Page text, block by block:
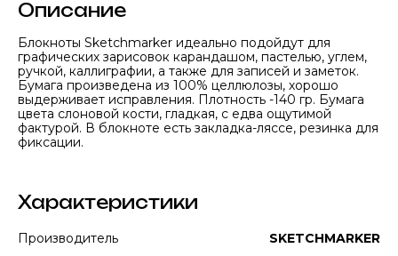
Описание
Блокноты Sketchmarker идеально подойдут для
графических зарисовок карандашом, пастелью, углем,
ручкой, каллиграфии, а также для записей и заметок.
Бумага произведена из 100% целлюлозы, хорошо
выдерживает исправления. Плотность -140 гр. Бумага
цвета слоновой кости, гладкая, с едва ощутимой
фактурой. В блокноте есть закладка-ляссе, резинка для
фиксации.
Характеристики
Производитель SKETCHMARKER